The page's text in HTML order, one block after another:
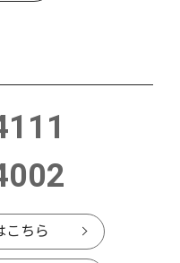
こちら